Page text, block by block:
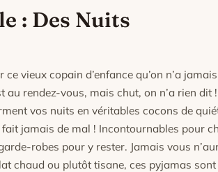
: Des Nuits
vieux copain d’enfance qu’on n’a jamais
rendez-vous, mais chut, on n’a rien dit !
vos nuits en véritables cocons de
jamais de mal ! Incontournables pour
robes pour y rester. Jamais vous
chaud ou plutôt tisane, ces pyjamas sont